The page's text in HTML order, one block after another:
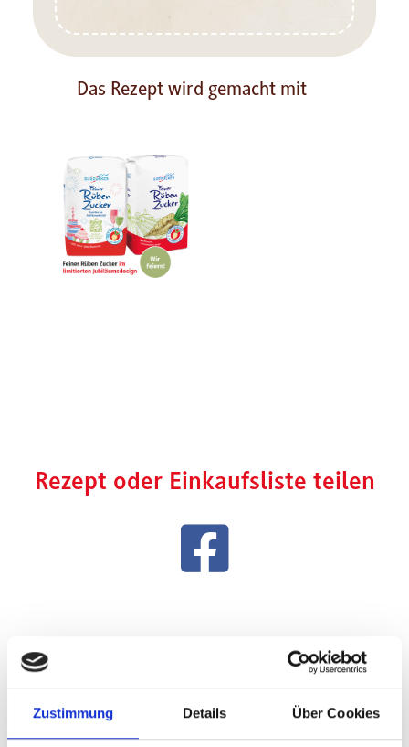
Zustimmung Details Über Cookies
Das Rezept wird gemacht mit
Rezept oder Einkaufsliste teilen
Verwandte Rezepte